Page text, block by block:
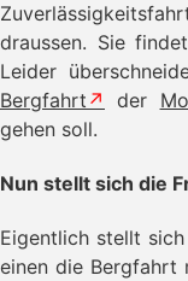
draussen. Sie
Leider
Bergfahrt
der
gehen soll.
Nun stellt sich die
Eigentlich stellt
einen die Bergfahrt